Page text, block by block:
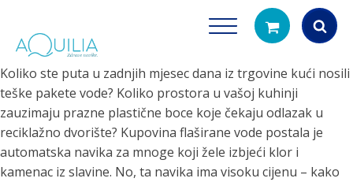
Products
search
Koliko ste puta u zadnjih mjesec dana iz trgovine kući nosili
teške pakete vode? Koliko prostora u vašoj kuhinji
zauzimaju prazne plastične boce koje čekaju odlazak u
reciklažno dvorište? Kupovina flaširane vode postala je
automatska navika za mnoge koji žele izbjeći klor i
kamenac iz slavine. No, ta navika ima visoku cijenu – kako